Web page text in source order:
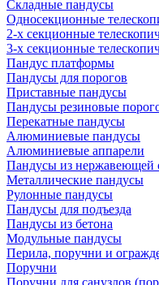
Складные пандусы
Односекционные
2-х секционные
3-х секционные
Пандус платформы
Пандусы для порогов
Приставные пандусы
Пандусы резиновые
Перекатные пандусы
Алюминиевые пандусы
Алюминиевые аппарели
Пандусы из нержавеющей
Металлические пандусы
Рулонные пандусы
Пандусы для подъезда
Пандусы из бетона
Модульные пандусы
Перила, поручни и
Поручни
Поручни для санузлов